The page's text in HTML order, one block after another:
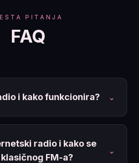
PITANJA
FAQ
i kako funkcionira? ⌄
radio i kako se
FM-a?
⌄